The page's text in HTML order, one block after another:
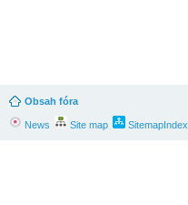
Obsah fóra
News Site map SitemapIndex